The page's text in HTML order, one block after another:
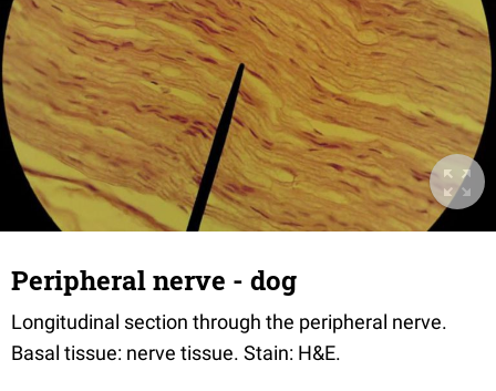
Peripheral nerve - dog
Longitudinal section through the peripheral nerve.
Basal tissue: nerve tissue. Stain: H&E.